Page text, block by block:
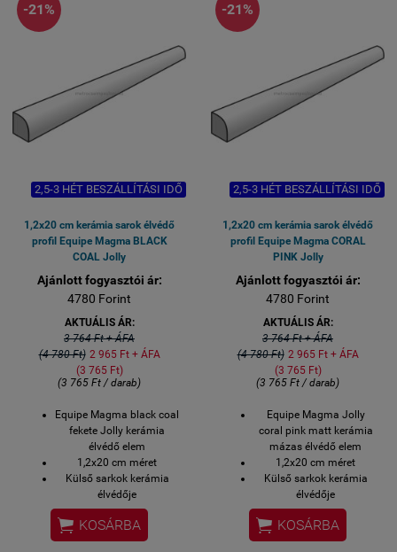
-21%
2,5-3 HÉT BESZÁLLÍTÁSI IDŐ
1,2x20 cm kerámia sarok élvédő
profil Equipe Magma BLACK
COAL Jolly
Ajánlott fogyasztói ár:
4780 Forint
AKTUÁLIS ÁR:
3 764 Ft + ÁFA
(4 780 Ft) 2 965 Ft + ÁFA
(3 765 Ft)
(3 765 Ft / darab)
Equipe Magma black coal
fekete Jolly kerámia
élvédő elem
1,2x20 cm méret
Külső sarkok kerámia
élvédője
2-3 hét szállítási idő
 KOSÁRBA
-21%
2,5-3 HÉT BESZÁLLÍTÁSI IDŐ
1,2x20 cm kerámia sarok élvédő
profil Equipe Magma CORAL
PINK Jolly
Ajánlott fogyasztói ár:
4780 Forint
AKTUÁLIS ÁR:
3 764 Ft + ÁFA
(4 780 Ft) 2 965 Ft + ÁFA
(3 765 Ft)
(3 765 Ft / darab)
Equipe Magma Jolly
coral pink matt kerámia
mázas élvédő elem
1,2x20 cm méret
Külső sarkok kerámia
élvédője
2-3 hét szállítási idő
 KOSÁRBA